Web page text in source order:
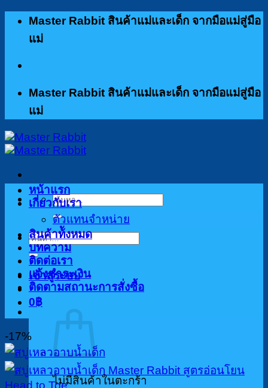
ข้าม
Master Rabbit สินค้าแม่และเด็ก จากมือแม่สู่มือ
แม่
Master Rabbit สินค้าแม่และเด็ก จากมือแม่สู่มือ
แม่
ค้นหา:
ค้นหา:
เข้าสู่ระบบ
0 ฿
ไม่มีสินค้าในตะกร้า
หน้าแรก
เกี่ยวกับเรา
ตัวแทนจำหน่าย
สินค้าท้ังหมด
บทความ
ติดต่อเรา
แจ้งชำระเงิน
ติดตามสถานะการสั่งซื้อ
-17%